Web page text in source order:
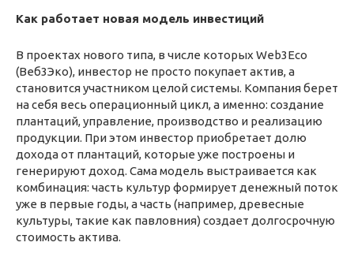
Как работает новая модель инвестиций
В проектах нового типа, в числе которых Web3Eco
(Веб3Эко), инвестор не просто покупает актив, а
становится участником целой системы. Компания берет
на себя весь операционный цикл, а именно: создание
плантаций, управление, производство и реализацию
продукции. При этом инвестор приобретает долю
дохода от плантаций, которые уже построены и
генерируют доход. Сама модель выстраивается как
комбинация: часть культур формирует денежный поток
уже в первые годы, а часть (например, древесные
культуры, такие как павловния) создает долгосрочную
стоимость актива.